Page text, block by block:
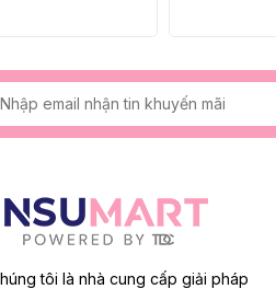
tôi là nhà cung cấp giải pháp